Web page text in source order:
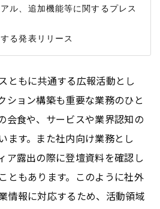
ル、追加機能等に関するプレス
ともに共通する広報活動とし
ション構築も重要な業務のひと
会食や、サービスや業界認知の
ます。また社内向け業務とし
ア露出の際に登壇資料を確認し
ともあります。このように社外
情報に対応するため、活動領域